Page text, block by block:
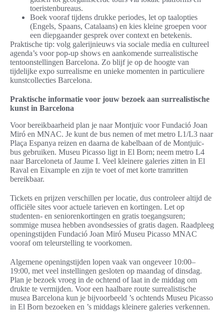
toeristenbureaus.
Boek vooraf tijdens drukke periodes, let op taalopties
(Engels, Spaans, Catalaans) en kies kleine groepen voor
een diepgaander gesprek over context en betekenis.
Praktische tip: volg galerijnieuws via sociale media en cultureel
agenda’s voor pop-up shows en aankomende surrealistische
tentoonstellingen Barcelona. Zo blijf je op de hoogte van
tijdelijke expo surrealisme en unieke momenten in particuliere
kunstcollecties Barcelona.
Praktische informatie voor jouw bezoek aan surrealistische
kunst in Barcelona
Voor bereikbaarheid plan je naar Montjuïc voor Fundació Joan
Miró en MNAC. Je kunt de bus nemen of met metro L1/L3 naar
Plaça Espanya reizen en daarna de kabelbaan of de Montjuïc-
bus gebruiken. Museu Picasso ligt in El Born; neem metro L4
naar Barceloneta of Jaume I. Veel kleinere galeries zitten in El
Raval en Eixample en zijn te voet of met korte tramritten
bereikbaar.
Tickets en prijzen verschillen per locatie, dus controleer altijd de
officiële sites voor actuele tarieven en kortingen. Let op
studenten- en seniorenkortingen en gratis toegangsuren;
sommige musea hebben avondsessies of gratis dagen. Raadpleeg
openingstijden Fundació Joan Miró Museu Picasso MNAC
vooraf om teleurstelling te voorkomen.
Algemene openingstijden lopen vaak van ongeveer 10:00–
19:00, met veel instellingen gesloten op maandag of dinsdag.
Plan je bezoek vroeg in de ochtend of laat in de middag om
drukte te vermijden. Voor een haalbare route surrealistische
musea Barcelona kun je bijvoorbeeld ’s ochtends Museu Picasso
in El Born bezoeken en ’s middags kleinere galeries verkennen.